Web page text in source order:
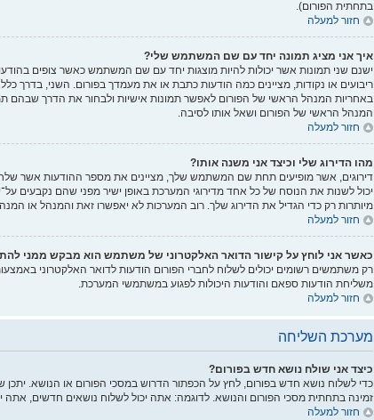
בתחתית הפורום).
חזור למעלה
איך אני מציג תמונה יחד עם שם המשתמש שלי?
ישנם שני תמונות אשר יכולות להיות מוצגות יחד עם שם המשתמש כאשר צופים
ריבועים או נקודות, מציינים כמה הודעות כתבת או את מעמדך בפורום. השני, בדרך
באחריות המנהל הראשי של הפורום לאפשר תמונות אישיות ולבחור את הדרך שבהם
המנהל הראשי של הפורום ושאל אותו לסיבה.
חזור למעלה
מהו הדירוג שלי וכיצד אני משנה אותו?
דירוגים, אשר מופיעים תחת שם המשתמש שלך, מציינים את מספר ההודעות אשר
יכול לשנות את הנוסח של כל אחד מדירוגי המערכת באופן ישיר מפני שהם נקבעים
מיותרות רק כדי הגדיל את הדירוג שלך. רוב המערכות לא יאפשרו זאת והמנהל או
חזור למעלה
כאשר אני לוחץ על קישור הדואר האלקטרוני של משתמש הוא מבקש ממני
רק משתמשים רשומים יכולים לשלוח לחברי הפורום הודעות לדואר האלקטרוני
משליחת הודעות ספאם והודעות היכולות לפגוע במשתמשי המערכת.
חזור למעלה
מערכת השליחה
כיצד אני שולח נושא חדש בפורום?
כדי לשלוח נושא חדש בפורום, לחץ על הכפתור הדרוש במסכי הפורום או הנושא.
זמינה בתחתית מסכי הפורום והנושא. לדוגמה: אתה יכול לשלוח נושאים חדשים, אתה
חזור למעלה